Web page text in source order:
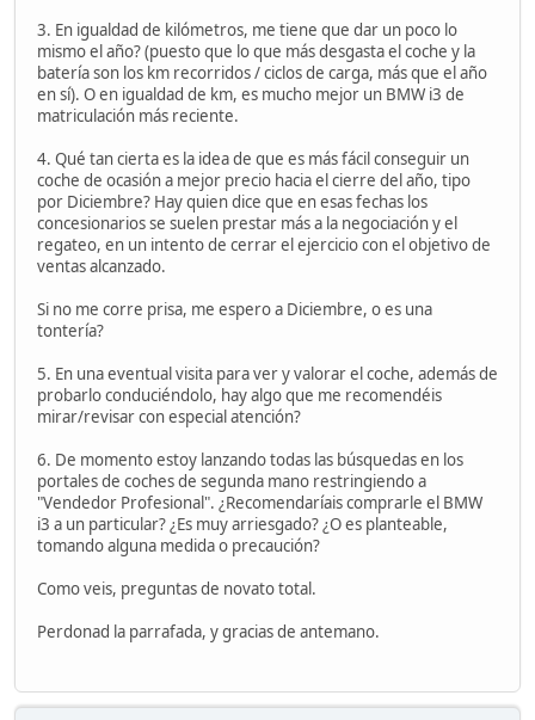
3. En igualdad de kilómetros, me tiene que dar un poco lo
mismo el año? (puesto que lo que más desgasta el coche y la
batería son los km recorridos / ciclos de carga, más que el año
en sí). O en igualdad de km, es mucho mejor un BMW i3 de
matriculación más reciente.
4. Qué tan cierta es la idea de que es más fácil conseguir un
coche de ocasión a mejor precio hacia el cierre del año, tipo
por Diciembre? Hay quien dice que en esas fechas los
concesionarios se suelen prestar más a la negociación y el
regateo, en un intento de cerrar el ejercicio con el objetivo de
ventas alcanzado.
Si no me corre prisa, me espero a Diciembre, o es una
tontería?
5. En una eventual visita para ver y valorar el coche, además de
probarlo conduciéndolo, hay algo que me recomendéis
mirar/revisar con especial atención?
6. De momento estoy lanzando todas las búsquedas en los
portales de coches de segunda mano restringiendo a
"Vendedor Profesional". ¿Recomendaríais comprarle el BMW
i3 a un particular? ¿Es muy arriesgado? ¿O es planteable,
tomando alguna medida o precaución?
Como veis, preguntas de novato total.
Perdonad la parrafada, y gracias de antemano.